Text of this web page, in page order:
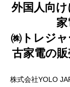
外国人向
㈱トレジ
古家電の
株式会社YOLO